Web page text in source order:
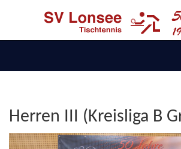
Herren III (Kreisliga B